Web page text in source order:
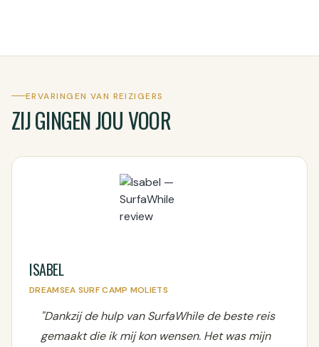
ERVARINGEN VAN REIZIGERS
ZIJ GINGEN JOU VOOR
ISABEL
DREAMSEA SURF CAMP MOLIETS
"Dankzij de hulp van SurfaWhile de beste reis
gemaakt die ik mij kon wensen. Het was mijn